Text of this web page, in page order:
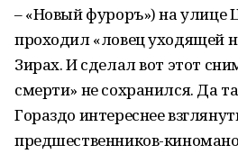
– «Новый фуроръ») на улице
проходил «ловец уходящей
Зирах. И сделал вот этот
смерти» не сохранился. Да
Гораздо интереснее
предшественников-